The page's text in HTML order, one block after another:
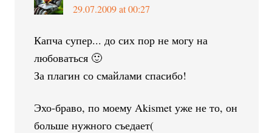
29.07.2009 at 00:27
Капча супер... до сих пор не могу на
любоваться 🙂
За плагин со смайлами спасибо!
Эхо-браво, по моему Akismet уже не то, он
больше нужного съедает(